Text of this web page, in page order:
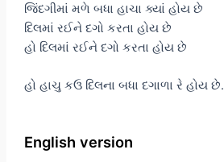
જિંદગીમાં મળે બધા હાચા ક્યાં હોય છે
દિલમાં રઈને દગો કરતા હોય છે
હો દિલમાં રઈને દગો કરતા હોય છે
હો હાચુ કઉ દિલના બધા દગાળા રે હોય છે.
English version